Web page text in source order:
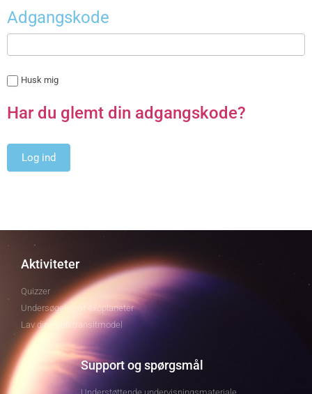
Adgangskode
Husk mig
Har du glemt din adgangskode?
Aktiviteter
Quizzer
Undersøgelse af exoplaneter
Lav din egen transitmodel
Support og spørgsmål